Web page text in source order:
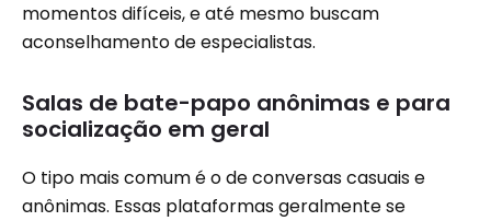
momentos difíceis, e até mesmo buscam
aconselhamento de especialistas.
Salas de bate-papo anônimas e para
socialização em geral
O tipo mais comum é o de conversas casuais e
anônimas. Essas plataformas geralmente se